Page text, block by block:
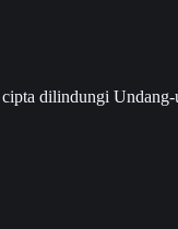
dilindungi Undang-